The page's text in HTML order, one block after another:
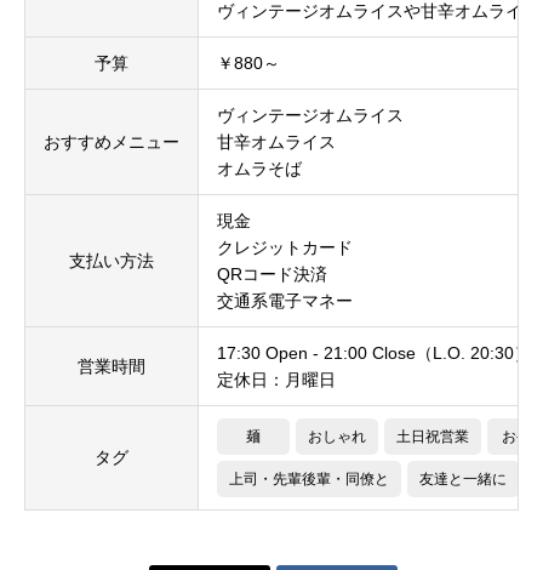
ヴィンテージオムライスや甘辛オムライ
予算 ￥880～
おすすめメニュー
ヴィンテージオムライス
甘辛オムライス
オムラそば
支払い方法
現金
クレジットカード
QRコード決済
交通系電子マネー
営業時間
17:30 Open - 21:00 Close（L.O. 20:30）
定休日：月曜日
タグ
麺 おしゃれ 土日祝営業 お手
上司・先輩後輩・同僚と 友達と一緒に